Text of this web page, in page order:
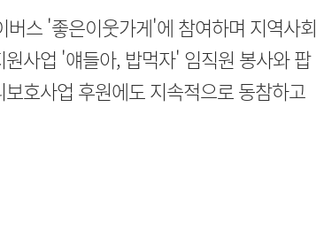
스 '좋은이웃가게'에 참여하며 지역사회
사업 '얘들아, 밥먹자' 임직원 봉사와 팝
호사업 후원에도 지속적으로 동참하고